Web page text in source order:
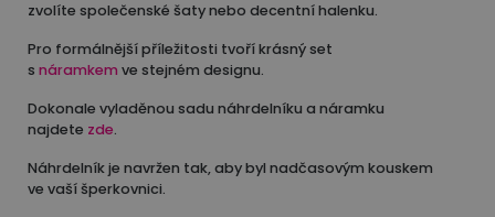
zvolíte společenské šaty nebo decentní halenku.
Pro formálnější příležitosti tvoří krásný set
s náramkem ve stejném designu.
Dokonale vyladěnou sadu náhrdelníku a náramku
najdete zde.
Náhrdelník je navržen tak, aby byl nadčasovým kouskem
ve vaší šperkovnici.